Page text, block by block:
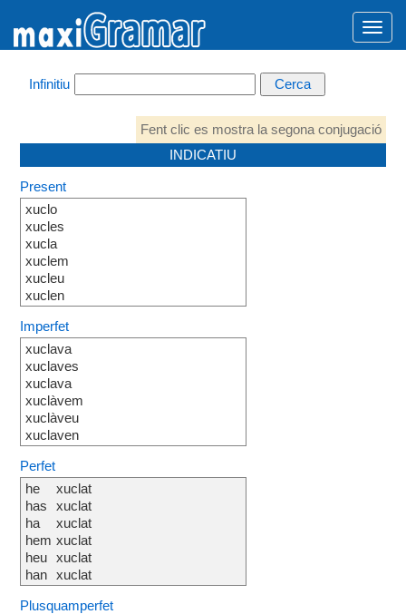
Infinitiu
Fent clic es mostra la segona conjugació
INDICATIU
Present
xuclo
xucles
xucla
xuclem
xucleu
xuclen
Imperfet
xuclava
xuclaves
xuclava
xuclàvem
xuclàveu
xuclaven
Perfet
he
has
ha
hem
heu
han
xuclat
xuclat
xuclat
xuclat
xuclat
xuclat
Plusquamperfet